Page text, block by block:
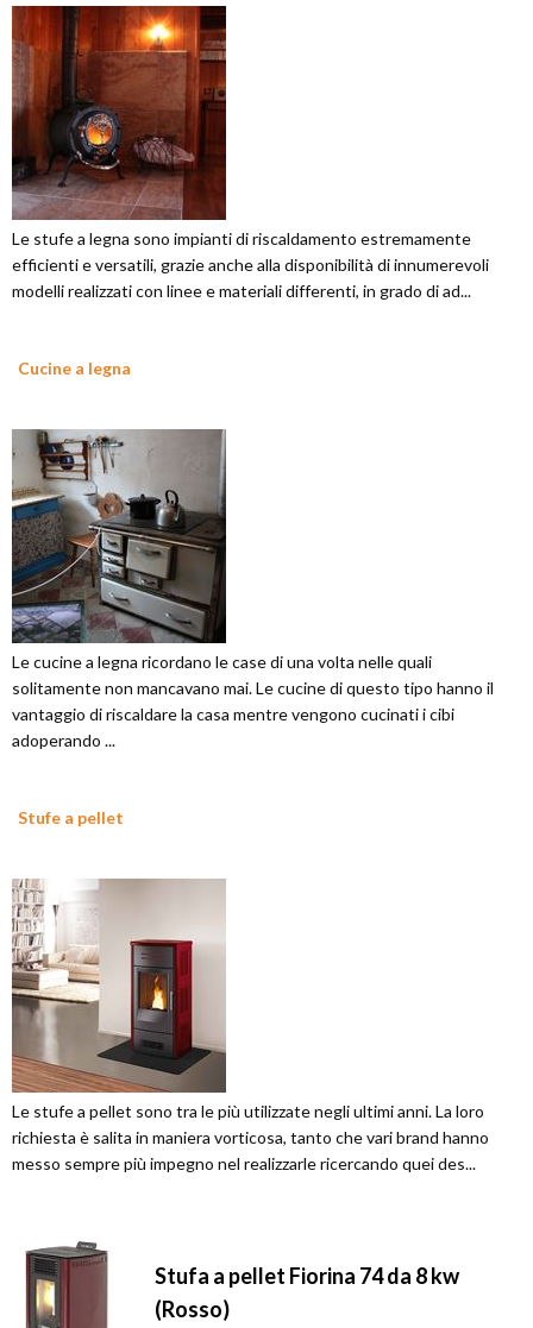
Le stufe a legna sono impianti di riscaldamento estremamente
efficienti e versatili, grazie anche alla disponibilità di innumerevoli
modelli realizzati con linee e materiali differenti, in grado di ad...
Cucine a legna
Le cucine a legna ricordano le case di una volta nelle quali
solitamente non mancavano mai. Le cucine di questo tipo hanno il
vantaggio di riscaldare la casa mentre vengono cucinati i cibi
adoperando ...
Stufe a pellet
Le stufe a pellet sono tra le più utilizzate negli ultimi anni. La loro
richiesta è salita in maniera vorticosa, tanto che vari brand hanno
messo sempre più impegno nel realizzarle ricercando quei des...
Stufa a pellet Fiorina 74 da 8 kw
(Rosso)